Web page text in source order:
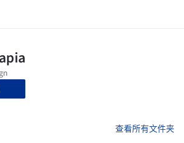
查看所有文件夹